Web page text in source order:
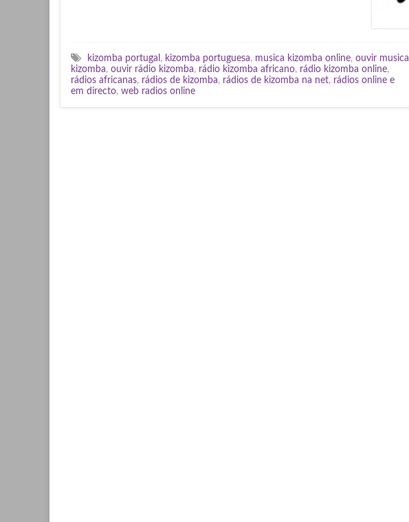
kizomba portugal , kizomba portuguesa, musica kizomba online, ouvir musica
kizomba, ouvir rádio kizomba, rádio kizomba africano, rádio kizomba online,
rádios africanas, rádios de kizomba, rádios de kizomba na net, rádios online e
em directo, web radios online